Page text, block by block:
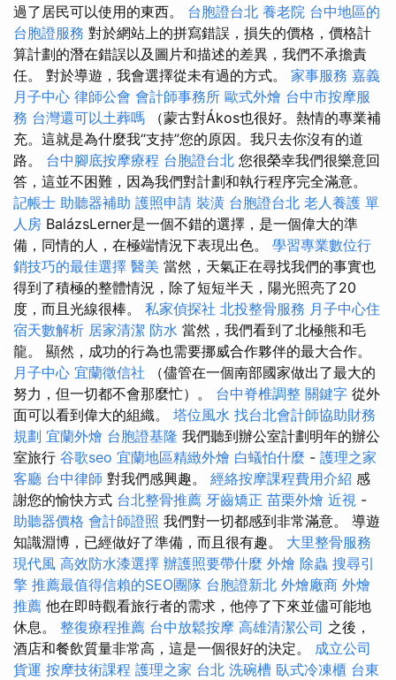
過了居民可以使用的東西。 台胞證台北 養老院 台中地區的
台胞證服務 對於網站上的拼寫錯誤，損失的價格，價格計
算計劃的潛在錯誤以及圖片和描述的差異，我們不承擔責
任。 對於導遊，我會選擇從未有過的方式。 家事服務 嘉義
月子中心 律師公會 會計師事務所 歐式外燴 台中市按摩服
務 台灣還可以土葬嗎 （蒙古對Ákos也很好。熱情的專業補
充。這就是為什麼我“支持”您的原因。我只去你沒有的道
路。 台中腳底按摩療程 台胞證台北 您很榮幸我們很樂意回
答，這並不困難，因為我們對計劃和執行程序完全滿意。
記帳士 助聽器補助 護照申請 裝潢 台胞證台北 老人養護 單
人房 BalázsLerner是一個不錯的選擇，是一個偉大的準
備，同情的人，在極端情況下表現出色。 學習專業數位行
銷技巧的最佳選擇 醫美 當然，天氣正在尋找我們的事實也
得到了積極的整體情況，除了短短半天，陽光照亮了20
度，而且光線很棒。 私家偵探社 北投整骨服務 月子中心住
宿天數解析 居家清潔 防水 當然，我們看到了北極熊和毛
龍。 顯然，成功的行為也需要挪威合作夥伴的最大合作。
月子中心 宜蘭徵信社 （儘管在一個南部國家做出了最大的
努力，但一切都不會那麼忙）。 台中脊椎調整 關鍵字 從外
面可以看到偉大的組織。 塔位風水 找台北會計師協助財務
規劃 宜蘭外燴 台胞證基隆 我們聽到辦公室計劃明年的辦公
室旅行 谷歌seo 宜蘭地區精緻外燴 白蟻怕什麼 - 護理之家
客廳 台中律師 對我們感興趣。 經絡按摩課程費用介紹 感
謝您的愉快方式 台北整骨推薦 牙齒矯正 苗栗外燴 近視 -
助聽器價格 會計師證照 我們對一切都感到非常滿意。 導遊
知識淵博，已經做好了準備，而且很有趣。 大里整骨服務
現代風 高效防水漆選擇 辦護照要帶什麼 外燴 除蟲 搜尋引
擎 推薦最值得信賴的SEO團隊 台胞證新北 外燴廠商 外燴
推薦 他在即時觀看旅行者的需求，他停了下來並儘可能地
休息。 整復療程推薦 台中放鬆按摩 高雄清潔公司 之後，
酒店和餐飲質量非常高，這是一個很好的決定。 成立公司
貨運 按摩技術課程 護理之家 台北 洗碗槽 臥式冷凍櫃 台東